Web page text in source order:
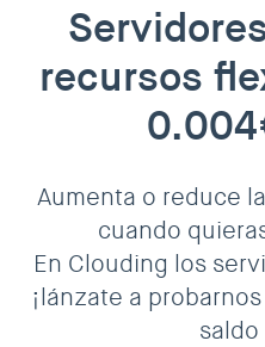
recursos
Aumenta o reduce
cuando
En Clouding los
¡lánzate a